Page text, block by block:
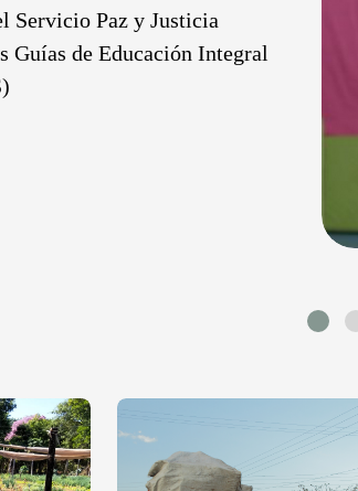
Servicio Paz y Justicia
Guías de Educación Integral